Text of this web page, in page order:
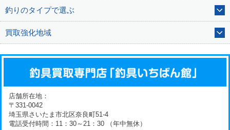
釣りのタイプで選ぶ
買取強化地域
店舗所在地：
〒331-0042
埼玉県さいたま市北区奈良町51-4
電話受付時間：11：30～21：30 （年中無休）